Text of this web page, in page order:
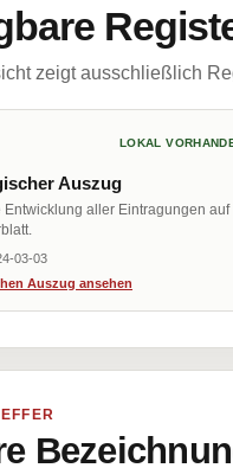
zeigt ausschließlich
LOKAL
Auszug
Entwicklung aller Eintragungen auf
03-03
Auszug ansehen